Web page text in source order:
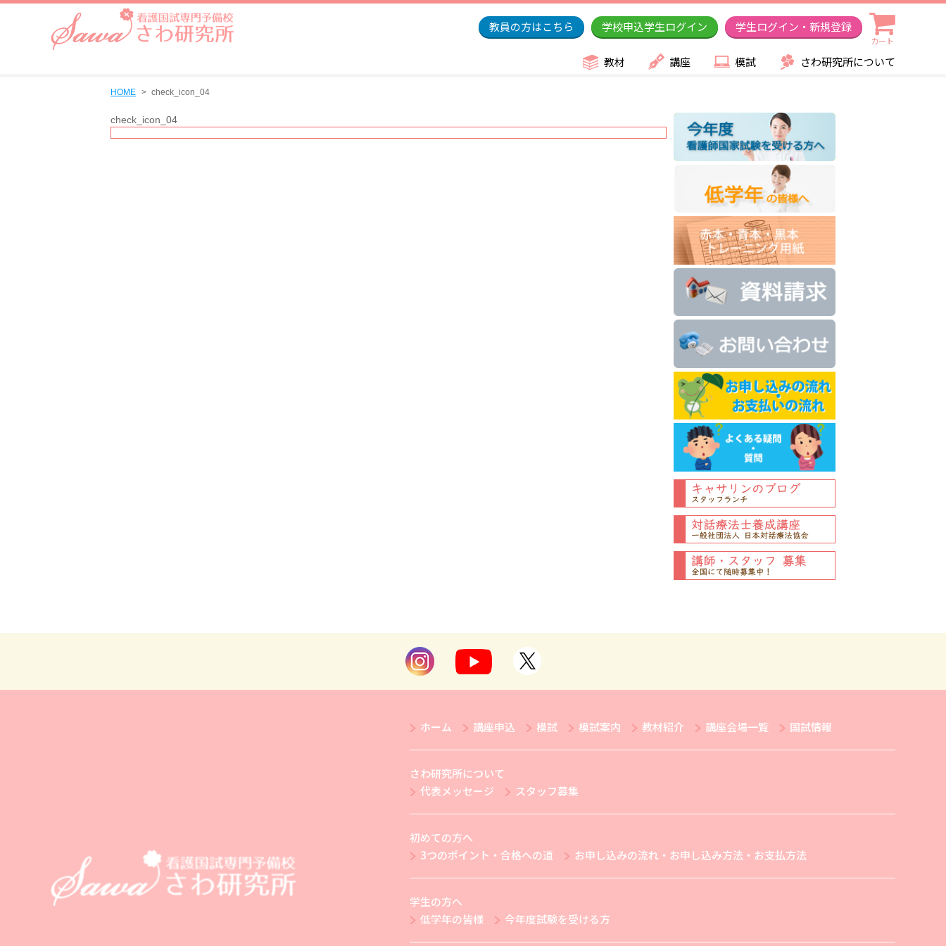
教員の方はこちら 学校申込学生ログイン 学生ログイン・新規登録
カート
教材 講座 模試 さわ研究所について
HOME check_icon_04
check_icon_04
ホーム 講座申込 模試 模試案内 教材紹介 講座会場一覧 国試情報
さわ研究所について
代表メッセージ
スタッフ募集
初めての方へ
3つのポイント・合格への道
お申し込みの流れ・お申し込み方法・お支払方法
学生の方へ
低学年の皆様
今年度試験を受ける方